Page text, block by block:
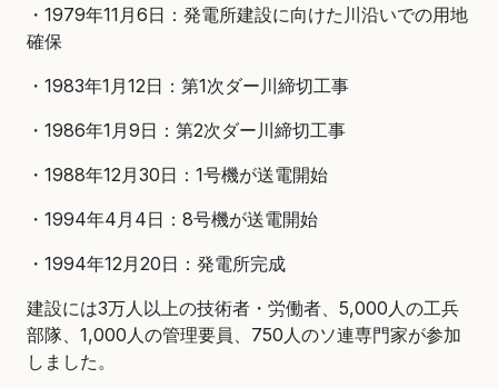
・1979年11月6日：発電所建設に向けた川沿いでの用地
確保
・1983年1月12日：第1次ダー川締切工事
・1986年1月9日：第2次ダー川締切工事
・1988年12月30日：1号機が送電開始
・1994年4月4日：8号機が送電開始
・1994年12月20日：発電所完成
建設には3万人以上の技術者・労働者、5,000人の工兵
部隊、1,000人の管理要員、750人のソ連専門家が参加
しました。